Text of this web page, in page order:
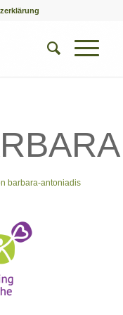
barbara-antoniadis